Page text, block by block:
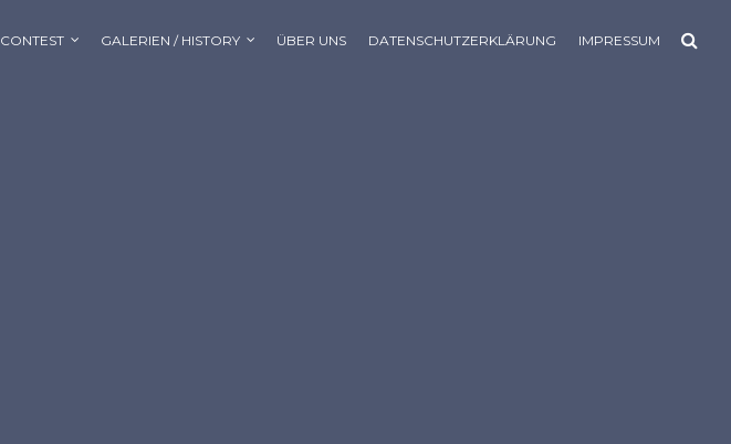
CONTEST GALERIEN / HISTORY ÜBER UNS DATENSCHUTZERKLÄRUNG IMPRESSUM